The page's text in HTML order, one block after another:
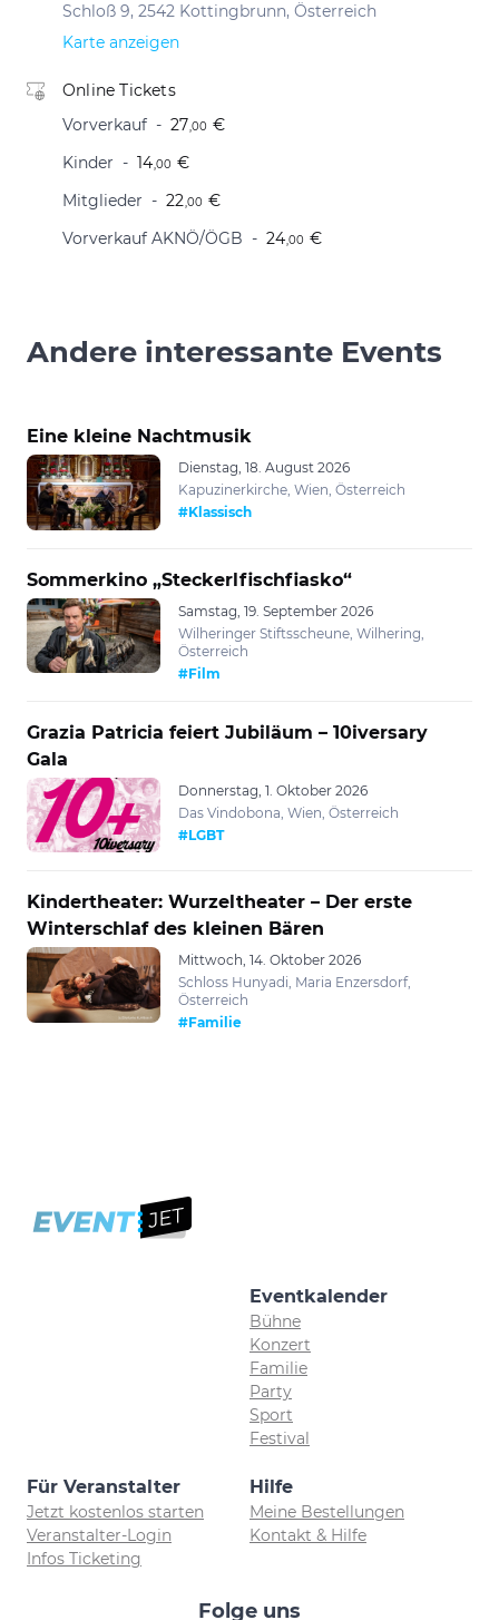
Schloß 9, 2542 Kottingbrunn, Österreich
Karte anzeigen
Online Tickets
Vorverkauf
27,00 €
Kinder
14,00 €
Mitglieder
22,00 €
Vorverkauf AKNÖ/ÖGB
24,00 €
Andere interessante Events
Eine kleine Nachtmusik
Dienstag, 18. August 2026
Kapuzinerkirche, Wien, Österreich
#Klassisch
Sommerkino „Steckerlfischfiasko“
Samstag, 19. September 2026
Wilheringer Stiftsscheune, Wilhering,
Österreich
#Film
Grazia Patricia feiert Jubiläum – 10iversary
Gala
Donnerstag, 1. Oktober 2026
Das Vindobona, Wien, Österreich
#LGBT
Kindertheater: Wurzeltheater – Der erste
Winterschlaf des kleinen Bären
Mittwoch, 14. Oktober 2026
Schloss Hunyadi, Maria Enzersdorf,
Österreich
#Familie
Eventkalender
Bühne
Konzert
Familie
Party
Sport
Festival
Für Veranstalter
Jetzt kostenlos starten
Veranstalter-Login
Infos Ticketing
Hilfe
Meine Bestellungen
Kontakt & Hilfe
Folge uns